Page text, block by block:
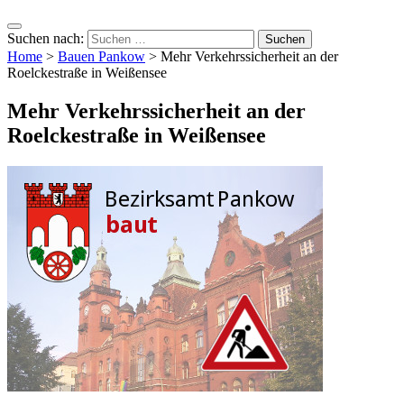
Suchen nach:
Home > Bauen Pankow > Mehr Verkehrssicherheit an der
Roelckestraße in Weißensee
Mehr Verkehrssicherheit an der
Roelckestraße in Weißensee